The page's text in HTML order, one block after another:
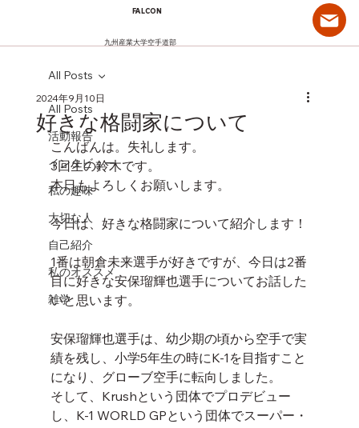
FALCON
九州産業大学空手道部
All Posts
活動報告
インタビュー
私の趣味
大切な人
自己紹介
私のオススメ
雑学
All Posts
好きな格闘家について
2024年9月10日
こんばんは。失礼します。
3回生の鈴木です。
本日もよろしくお願いします。
今日は、好きな格闘家について紹介します！
1番は朝倉未来選手が好きですが、今日は2番
目に好きな安保瑠輝也選手についてお話した
いと思います。
安保瑠輝也選手は、幼少期の頃から空手で実
績を残し、小学5年生の時にK-1を目指すこと
になり、グローブ空手に転向しました。
そして、Krushという団体でプロデビュー
し、K-1 WORLD GPという団体でスーパー・